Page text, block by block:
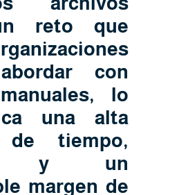
reto que
con
lo
una alta
de tiempo,
y un
margen de